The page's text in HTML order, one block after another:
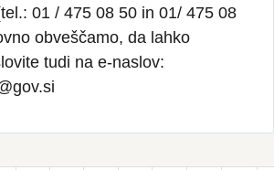
01 / 475 08 50 in 01/ 475 08
obveščamo, da lahko
tudi na e-naslov: